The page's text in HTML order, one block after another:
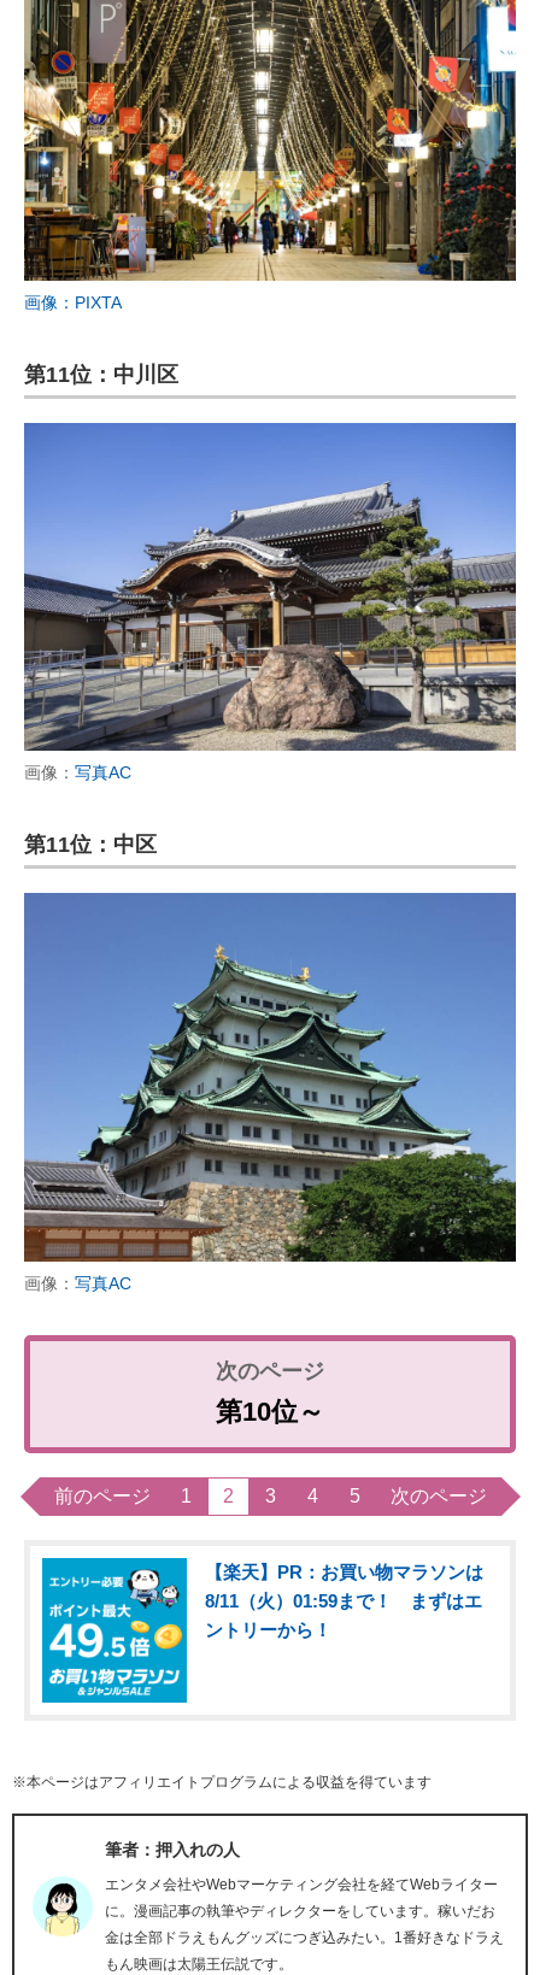
画像：PIXTA
第11位：中川区
画像： 写真AC
第11位：中区
画像： 写真AC
第10位～
前のページ 1 2 3 4 5 次のページ
【楽天】PR：お買い物マラソンは
8/11（火）01:59まで！ まずはエ
ントリーから！
※本ページはアフィリエイトプログラムによる収益を得ています
筆者：押入れの人
エンタメ会社やWebマーケティング会社を経てWebライター
に。漫画記事の執筆やディレクターをしています。稼いだお
金は全部ドラえもんグッズにつぎ込みたい。1番好きなドラえ
もん映画は太陽王伝説です。